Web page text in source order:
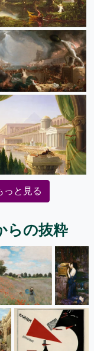
っと見る
らの抜粋